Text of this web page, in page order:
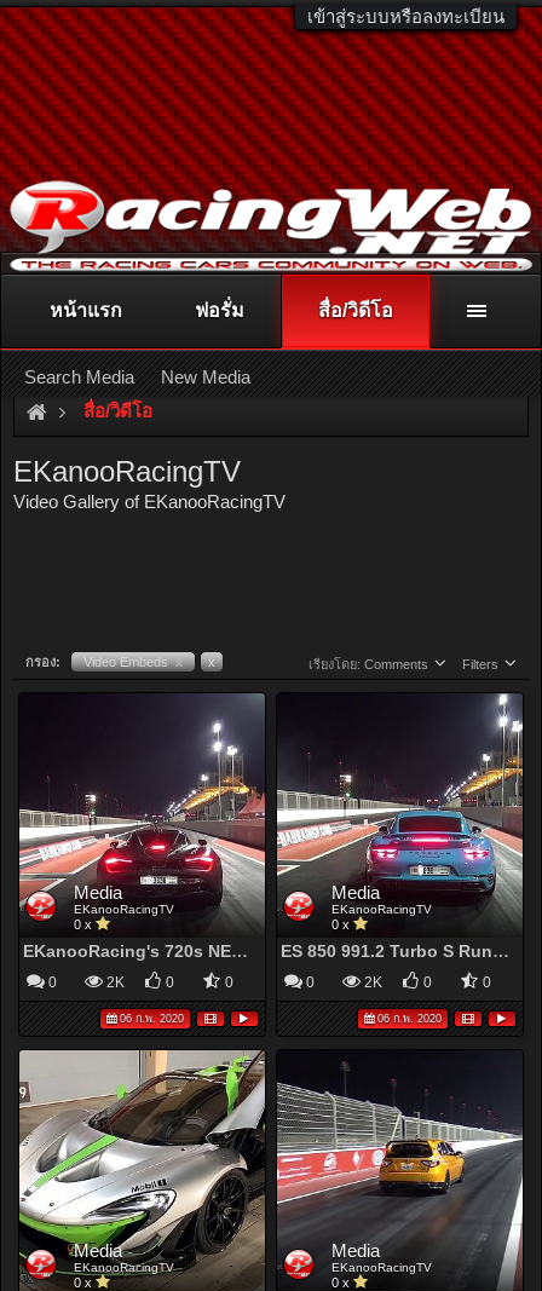
เข้าสู่ระบบหรือลงทะเบียน
ติดต่อลงโฆษณา racingweb@gmail.comหรือโทร. 081-811-1138
หรืออ่านรายละเอียดเพิ่มเติม คลิกที่นี่
สื่อ/วิดีโอ
EKanooRacingTV
Video Gallery of EKanooRacingTV
กรอง: Video Embeds x x เรียงโดย: Comments Filters
Media
EKanooRacingTV
0 x
EKanooRacing's 720s NEW World Record 8.798 @ 259 KM/H (161MPH)
0 2K 0 0
06 ก.พ. 2020
Media
EKanooRacingTV
0 x
ES 850 991.2 Turbo S Runs 9.110 @241KM/H
0 2K 0 0
06 ก.พ. 2020
Media
EKanooRacingTV
0 x
Media
EKanooRacingTV
0 x
หน้าแรก ฟอรั่ม สื่อ/วิดีโอ
Search Media New Media